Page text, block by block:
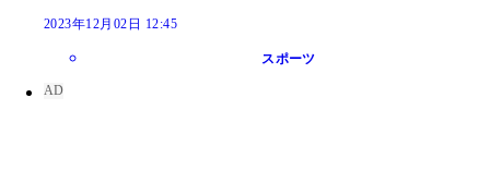
2023年12月02日 12:45
スポーツ